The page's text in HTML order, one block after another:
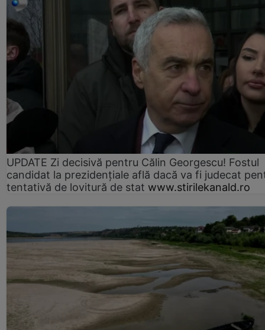
UPDATE Zi decisivă pentru Călin Georgescu! Fostul
candidat la prezidențiale află dacă va fi judecat
tentativă de lovitură de stat www.stirilekanald.ro